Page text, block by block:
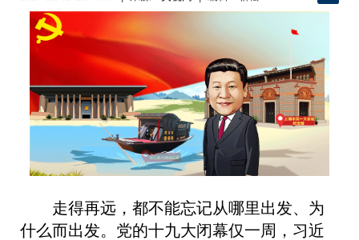
走得再远，都不能忘记从哪里出发、为
什么而出发。党的十九大闭幕仅一周，习近